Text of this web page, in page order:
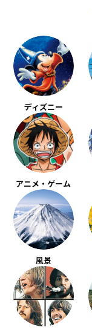
ディズニー
アニメ・ゲーム
風景